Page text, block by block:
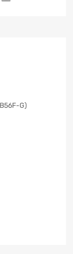
G)